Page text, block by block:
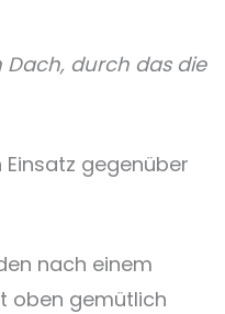
Dach, durch das die
gegenüber
nach einem
oben gemütlich